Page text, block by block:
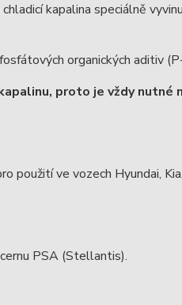
kapalina speciálně
organických aditiv
proto je vždy
použití ve vozech Hyundai,
PSA (Stellantis).